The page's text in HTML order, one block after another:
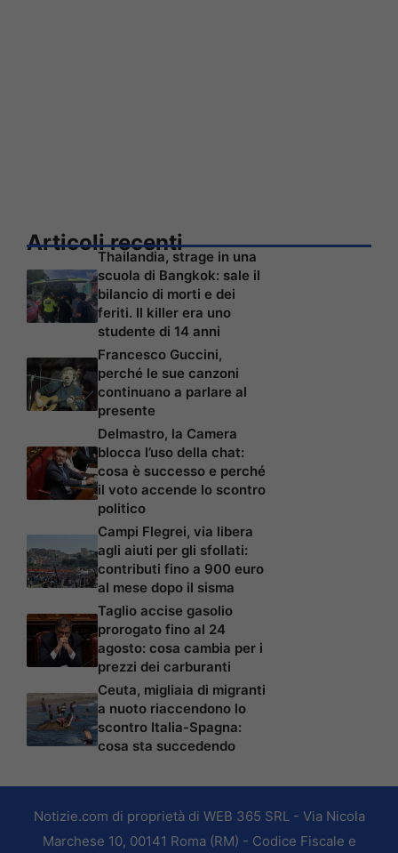
Articoli recenti
Thailandia, strage in una
scuola di Bangkok: sale il
bilancio di morti e dei
feriti. Il killer era uno
studente di 14 anni
Francesco Guccini,
perché le sue canzoni
continuano a parlare al
presente
Delmastro, la Camera
blocca l’uso della chat:
cosa è successo e perché
il voto accende lo scontro
politico
Campi Flegrei, via libera
agli aiuti per gli sfollati:
contributi fino a 900 euro
al mese dopo il sisma
Taglio accise gasolio
prorogato fino al 24
agosto: cosa cambia per i
prezzi dei carburanti
Ceuta, migliaia di migranti
a nuoto riaccendono lo
scontro Italia-Spagna:
cosa sta succedendo
Notizie.com di proprietà di WEB 365 SRL - Via Nicola
Marchese 10, 00141 Roma (RM) - Codice Fiscale e